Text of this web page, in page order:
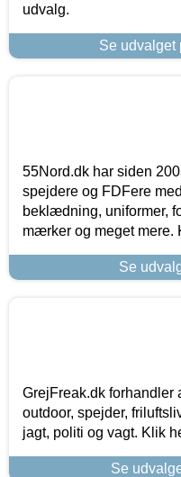
udvalg.
Se udvalget
55Nord.dk har siden
spejdere og FDFere
beklædning, uniformer,
mærker og meget mere.
Se
GrejFreak.dk forhandler
outdoor, spejder,
jagt, politi og vagt. Klik
Se